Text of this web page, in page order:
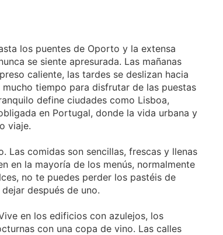
los puentes de Oporto y la extensa
se siente apresurada. Las mañanas
caliente, las tardes se deslizan hacia
tiempo para disfrutar de las puestas
define ciudades como Lisboa,
en Portugal, donde la vida urbana y
viaje.
comidas son sencillas, frescas y llenas
en la mayoría de los menús, normalmente
no te puedes perder los pastéis de
después de uno.
en los edificios con azulejos, los
con una copa de vino. Las calles